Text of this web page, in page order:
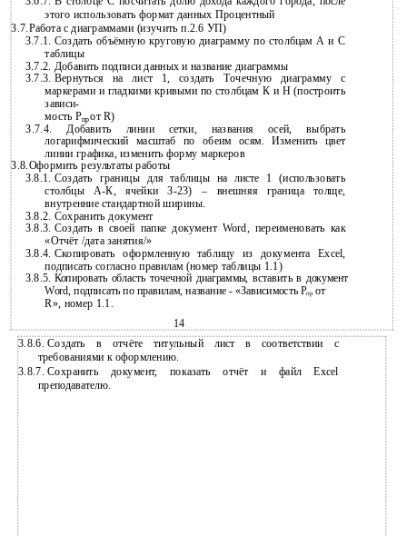
этого использовать формат данных Процентный
3.7.Работа с диаграммами (изучить п.2.6 УП)
3.7.1.
Создать объёмную круговую диаграмму по столбцам А и С
таблицы
3.7.2. Добавить подписи данных и название диаграммы
3.7.3. Вернуться на лист 1, создать Точечную диаграмму с
маркерами и гладкими кривыми по столбцам К и Н (построить
зависи-
мость Рпрот R)
3.7.4. Добавить линии сетки, названия осей, выбрать
логарифмический масштаб по обеим осям. Изменить цвет
линии графика, изменить форму маркеров
3.8.Оформить результаты работы
3.8.1.
Создать границы для таблицы на листе 1 (использовать
столбцы А-К, ячейки 3-23) – внешняя граница толще,
внутренние стандартной ширины.
3.8.2. Сохранить документ
3.8.3. Создать в своей папке документ Word, переименовать как
«Отчёт /дата занятия/»
3.8.4. Скопировать оформленную таблицу из документа Excel,
подписать согласно правилам (номер таблицы 1.1)
3.8.5. Копировать область точечной диаграммы, вставить в документ
Word, подписать по правилам, название - «Зависимость Рпрот
R», номер 1.1.
14
3.8.6. Создать в отчёте титульный лист в соответствии с
требованиями к оформлению.
3.8.7. Сохранить документ, показать отчёт и файл Excel
преподавателю.